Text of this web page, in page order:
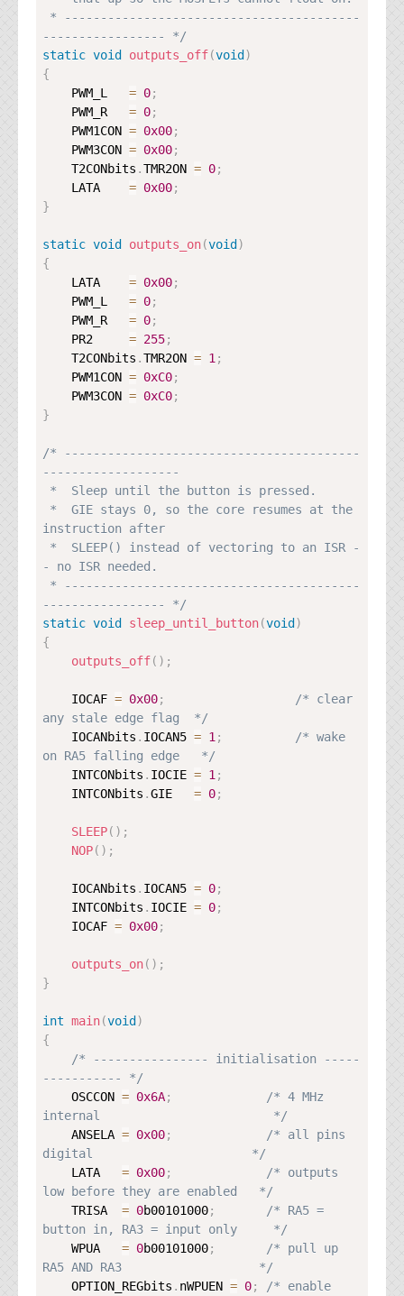
----------------- */
static void outputs_off(void )
{
    PWM_L
= 0;
    PWM_R
= 0;
    PWM1CON
= 0x00;
    PWM3CON
= 0x00;
    T2CONbits
.TMR2ON = 0;
    LATA
= 0x00;
}
static void outputs_on(void )
{
    LATA
= 0x00;
    PWM_L
= 0;
    PWM_R
= 0;
    PR2
= 255;
    T2CONbits
.TMR2ON = 1 ;
    PWM1CON
= 0xC0;
    PWM3CON
= 0xC0;
}
/* -----------------------------------------
-------------------
instruction after
- no ISR needed.
----------------- */
static void sleep_until_button(void )
{
outputs_off( ) ;
    IOCAF
= 0x00;
/* clear
any stale edge flag  */
    IOCANbits
. IOCAN5 = 1 ;
/* wake
on RA5 falling edge   */
    INTCONbits
. IOCIE = 1 ;
    INTCONbits
.GIE = 0;
SLEEP( ) ;
NOP( ) ;
    IOCANbits
. IOCAN5 = 0;
    INTCONbits
. IOCIE = 0;
    IOCAF
= 0x00;
outputs_on( ) ;
}
int main(void )
{
/* ---------------- initialisation -----
----------- */
    OSCCON
= 0x6A;
/* 4 MHz
internal                        */
    ANSELA
= 0x00;
/* all pins
digital                      */
    LATA
= 0x00;
/* outputs
low before they are enabled   */
    TRISA
= 0b00101000;
/* RA5 =
button in, RA3 = input only     */
    WPUA
= 0b00101000;
/* pull up
RA5 AND RA3                   */
    OPTION_REGbits
. nWPUEN = 0; /* enable